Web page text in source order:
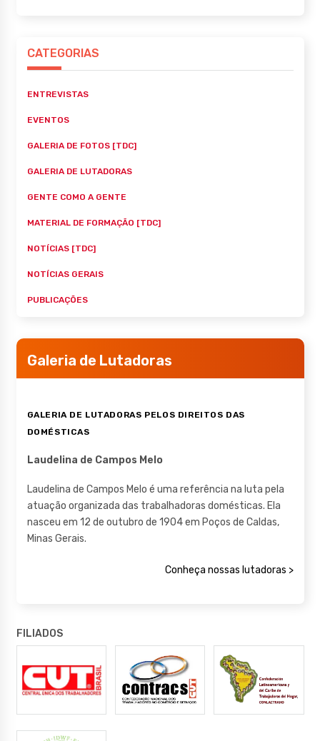
CATEGORIAS
ENTREVISTAS
EVENTOS
GALERIA DE FOTOS [TDC]
GALERIA DE LUTADORAS
GENTE COMO A GENTE
MATERIAL DE FORMAÇÃO [TDC]
NOTÍCIAS [TDC]
NOTÍCIAS GERAIS
PUBLICAÇÕES
Galeria de Lutadoras
GALERIA DE LUTADORAS PELOS DIREITOS DAS
DOMÉSTICAS
Laudelina de Campos Melo
Laudelina de Campos Melo é uma referência na luta pela
atuação organizada das trabalhadoras domésticas. Ela
nasceu em 12 de outubro de 1904 em Poços de Caldas,
Minas Gerais.
Conheça nossas lutadoras >
FILIADOS